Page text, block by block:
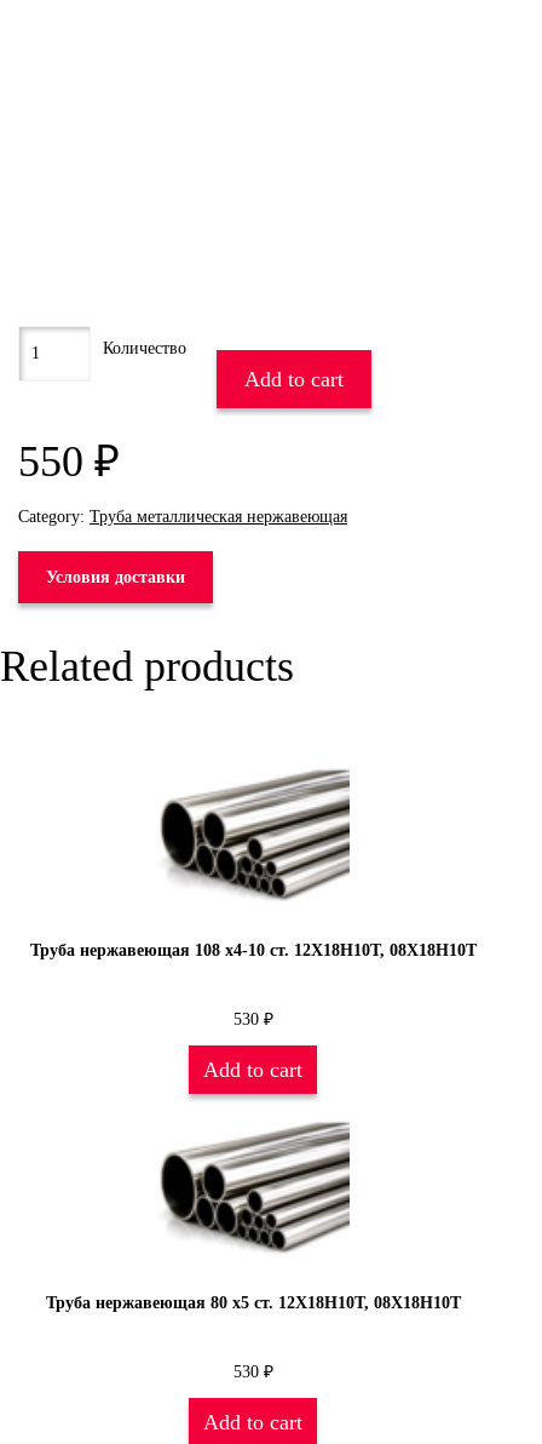
550 ₽
Add to cart
Category: Труба металлическая нержавеющая
Условия доставки
Related products
Труба нержавеющая 108 х4-10 ст. 12Х18Н10Т, 08Х18Н10Т
530 ₽
Add to cart
Труба нержавеющая 80 х5 ст. 12Х18Н10Т, 08Х18Н10Т
530 ₽
Add to cart